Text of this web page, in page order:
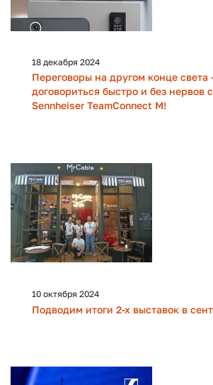
18 декабря 2024
Переговоры на другом конце света
договориться быстро и без нервов с
Sennheiser TeamConnect M!
10 октября 2024
Подводим итоги 2-х выставок в